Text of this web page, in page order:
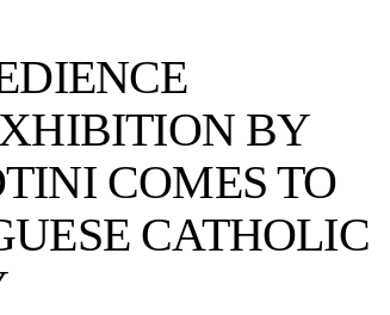
BY
COMES TO
CATHOLIC